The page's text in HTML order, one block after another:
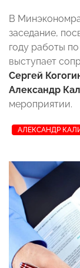
В
заседание,
году работы
выступает
Сергей
Александр
мероприятии.
АЛЕКСАНДР